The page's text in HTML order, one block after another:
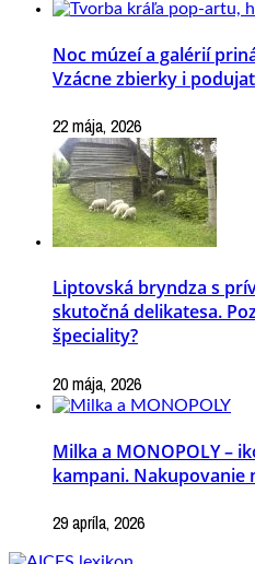
Noc múzeí a galérií
Vzácne zbierky i
22 mája, 2026
Liptovská bryndza s
skutočná delikatesa.
špeciality?
20 mája, 2026
Milka a MONOPOLY –
kampani. Nakupovanie
29 apríla, 2026